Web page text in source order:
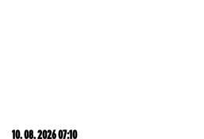
10. 08. 2026 07:10